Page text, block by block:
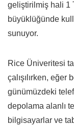
geliştirilmiş hali 1
büyüklüğünde
sunuyor.
Rice Üniveritesi
çalışılırken,
günümüzdeki
depolama alanlı
bilgisayarlar ve